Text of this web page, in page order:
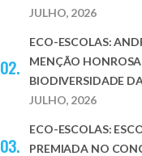
JULHO, 2026
ECO-ESCOLAS:
MENÇÃO
BIODIVERSIDADE
JULHO, 2026
ECO-ESCOLAS:
PREMIADA NO